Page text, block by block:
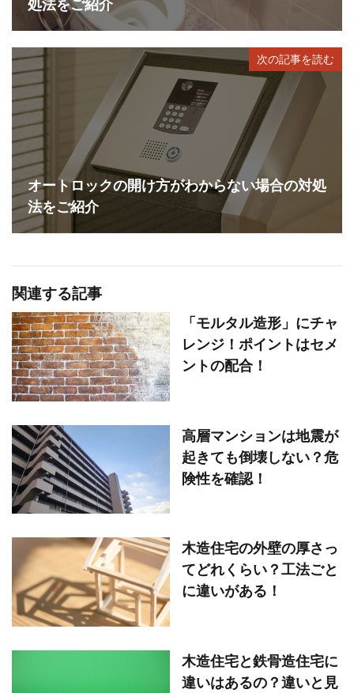
処法をご紹介
次の記事を読む
オートロックの開け方がわからない場合の対処
法をご紹介
関連する記事
「モルタル造形」にチャ
レンジ！ポイントはセメ
ントの配合！
高層マンションは地震が
起きても倒壊しない？危
険性を確認！
木造住宅の外壁の厚さっ
てどれくらい？工法ごと
に違いがある！
木造住宅と鉄骨造住宅に
違いはあるの？違いと見